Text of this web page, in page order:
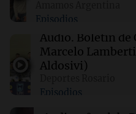
00:55 Mundo
China se prepara
escuelas y
provincias
00:32 Clima
Episodios
Audio. Boletín de
Marcelo
Aldosivi)
Episodios